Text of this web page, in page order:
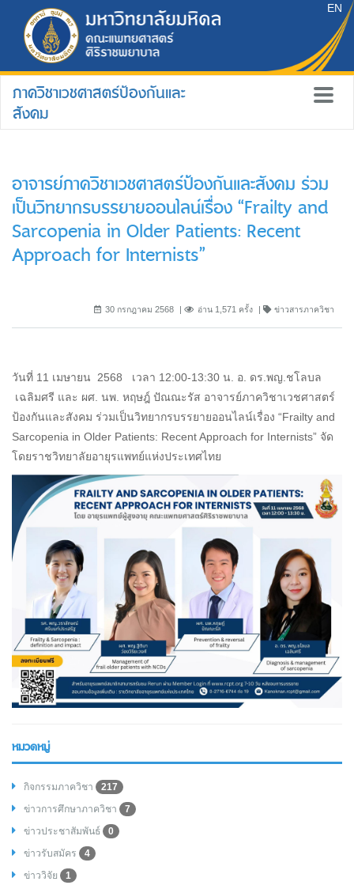
EN
ภาควิชาเวชศาสตร์ป้องกันและ
สังคม
อาจารย์ภาควิชาเวชศาสตร์ป้องกันและสังคม ร่วม
เป็นวิทยากรบรรยายออนไลน์เรื่อง “Frailty and
Sarcopenia in Older Patients: Recent
Approach for Internists”
30 กรกฎาคม 2568 อ่าน 1,571 ครั้ง ข่าวสารภาควิชา
วันที่ 11 เมษายน 2568 เวลา 12:00-13:30 น. อ. ดร.พญ.ชโลบล
เฉลิมศรี และ ผศ. นพ. หฤษฎ์ ปัณณะรัส อาจารย์ภาควิชาเวชศาสตร์
ป้องกันและสังคม ร่วมเป็นวิทยากรบรรยายออนไลน์เรื่อง “Frailty and
Sarcopenia in Older Patients: Recent Approach for Internists” จัด
โดยราชวิทยาลัยอายุรแพทย์แห่งประเทศไทย
หมวดหมู่
กิจกรรมภาควิชา
217
ข่าวการศึกษาภาควิชา
7
ข่าวประชาสัมพันธ์
0
ข่าวรับสมัคร
4
ข่าววิจัย
1